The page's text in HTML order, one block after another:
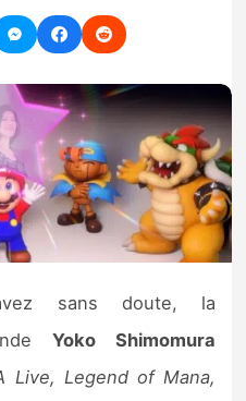
sans doute, la
Yoko Shimomura
Live, Legend of Mana,